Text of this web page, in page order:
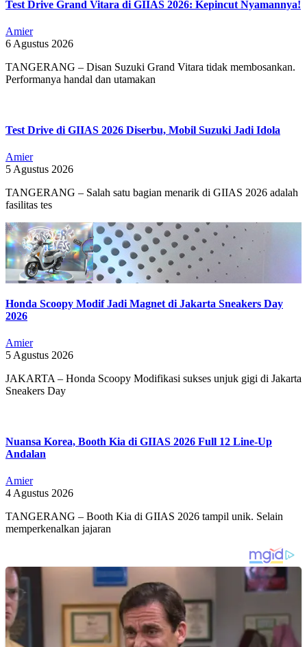
Test Drive Grand Vitara di GIIAS 2026: Kepincut Nyamannya!
Amier
6 Agustus 2026
TANGERANG – Disan Suzuki Grand Vitara tidak membosankan.
Performanya handal dan utamakan
Test Drive di GIIAS 2026 Diserbu, Mobil Suzuki Jadi Idola
Amier
5 Agustus 2026
TANGERANG – Salah satu bagian menarik di GIIAS 2026 adalah
fasilitas tes
Honda Scoopy Modif Jadi Magnet di Jakarta Sneakers Day
2026
Amier
5 Agustus 2026
JAKARTA – Honda Scoopy Modifikasi sukses unjuk gigi di Jakarta
Sneakers Day
Nuansa Korea, Booth Kia di GIIAS 2026 Full 12 Line-Up
Andalan
Amier
4 Agustus 2026
TANGERANG – Booth Kia di GIIAS 2026 tampil unik. Selain
memperkenalkan jajaran